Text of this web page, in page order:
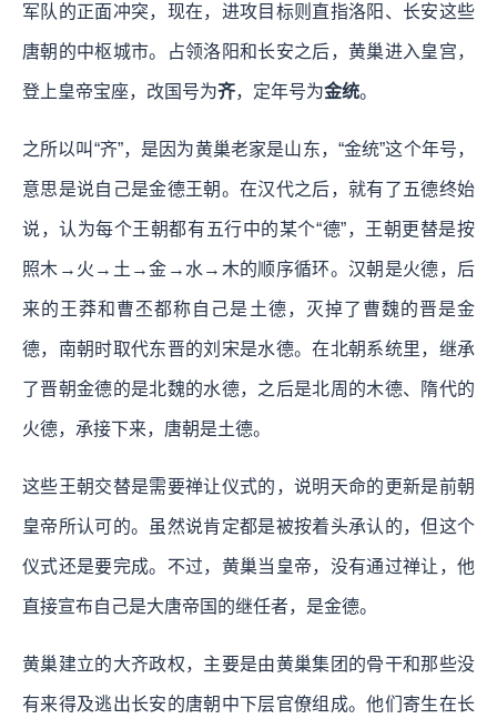
军队的正面冲突，现在，进攻目标则直指洛阳、长安这些
唐朝的中枢城市。占领洛阳和长安之后，黄巢进入皇宫，
登上皇帝宝座，改国号为齐，定年号为金统。
之所以叫“齐”，是因为黄巢老家是山东，“金统”这个年号，
意思是说自己是金德王朝。在汉代之后，就有了五德终始
说，认为每个王朝都有五行中的某个“德”，王朝更替是按
照木→火→土→金→水→木的顺序循环。汉朝是火德，后
来的王莽和曹丕都称自己是土德，灭掉了曹魏的晋是金
德，南朝时取代东晋的刘宋是水德。在北朝系统里，继承
了晋朝金德的是北魏的水德，之后是北周的木德、隋代的
火德，承接下来，唐朝是土德。
这些王朝交替是需要禅让仪式的，说明天命的更新是前朝
皇帝所认可的。虽然说肯定都是被按着头承认的，但这个
仪式还是要完成。不过，黄巢当皇帝，没有通过禅让，他
直接宣布自己是大唐帝国的继任者，是金德。
黄巢建立的大齐政权，主要是由黄巢集团的骨干和那些没
有来得及逃出长安的唐朝中下层官僚组成。他们寄生在长